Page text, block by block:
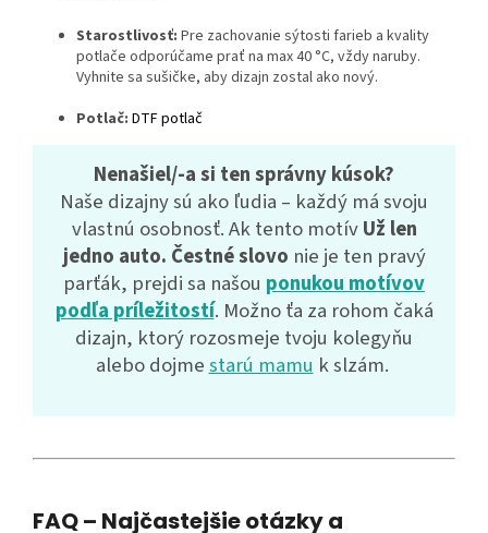
Starostlivosť: Pre zachovanie sýtosti farieb a kvality
potlače odporúčame prať na max 40 °C, vždy naruby.
Vyhnite sa sušičke, aby dizajn zostal ako nový.
Potlač: DTF potlač
Nenašiel/-a si ten správny kúsok?
Naše dizajny sú ako ľudia – každý má svoju
vlastnú osobnosť. Ak tento motívUž len
jedno auto. Čestné slovo nie je ten pravý
parťák, prejdi sa našou ponukou motívov
podľa príležitostí. Možno ťa za rohom čaká
dizajn, ktorý rozosmeje tvoju kolegyňu
alebo dojmestarú mamu k slzám.
FAQ – Najčastejšie otázky a